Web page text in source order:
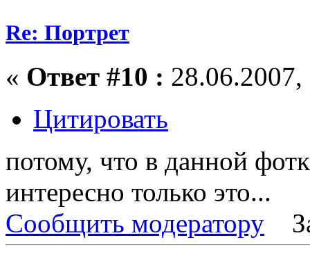
Re: Портрет
« Ответ #10 :
Цитировать
потому, что в данной
интересно только это...
Сообщить модератору